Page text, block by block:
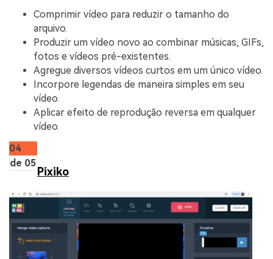
Comprimir vídeo para reduzir o tamanho do
arquivo.
Produzir um vídeo novo ao combinar músicas, GIFs,
fotos e vídeos pré-existentes.
Agregue diversos vídeos curtos em um único vídeo.
Incorpore legendas de maneira simples em seu
vídeo.
Aplicar efeito de reprodução reversa em qualquer
vídeo.
04
de 05
Pixiko